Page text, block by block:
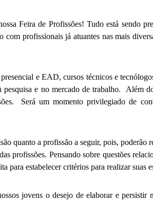
Feira de Profissões! Tudo está sendo
profissionais já atuantes nas mais
e EAD, cursos técnicos e
e no mercado de trabalho. Além
Será um momento privilegiado de
quanto a profissão a seguir, pois, poderão
profissões. Pensando sobre questões
para estabelecer critérios para realizar suas
jovens o desejo de elaborar e